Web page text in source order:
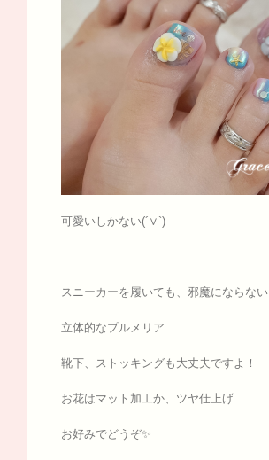
可愛いしかない(´∨`)
スニーカーを履いても、邪魔にならない
立体的なプルメリア
靴下、ストッキングも大丈夫ですよ！
お花はマット加工か、ツヤ仕上げ
お好みでどうぞ✨